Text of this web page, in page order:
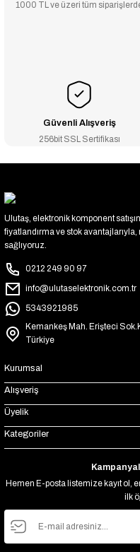
1000 TL ve üzeri tüm
Güvenli Alışveriş
256bit SSL Sertifikası
Ulutaş, elektronik komponent
fiyatlandırma ve stok
sağlıyoruz.
0212 249 90 97
info@ulutaselektronik.com.tr
5343921985
Kemankeş Mah. Erişteci
Türkiye
Kurumsal
Alışveriş
Üyelik
Kategoriler
Hemen E-posta listemize kayıt ol,
ilk